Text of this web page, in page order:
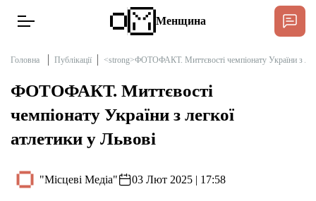
Новини
Тексти
Підтримати
Менщина
Головна Публікації <strong>ФОТОФАКТ. Миттєвості чемпіонату України з
ФОТОФАКТ. Миттєвості
чемпіонату України з легкої
атлетики у Львові
"Місцеві Медіа" 03 Лют 2025 | 17:58